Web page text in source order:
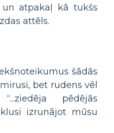
atpakaļ kā tukšs
attēls.
šādās
bet rudens vēl
pēdējās
izrunājot mūsu